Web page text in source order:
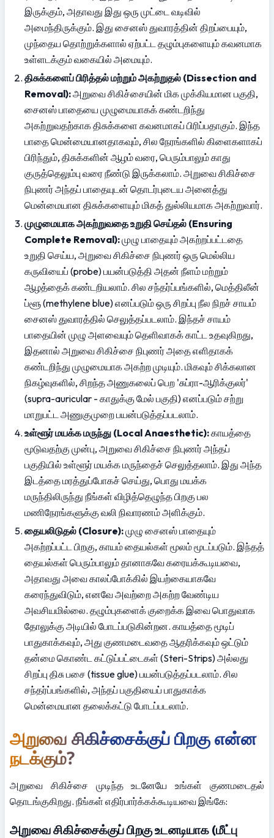
இருக்கும், அதாவது இது ஒரு முட்டை வடிவில்
அமைந்திருக்கும். இது சைனஸ் துவாரத்தின் திறப்பையும்,
முந்தைய தொற்றுக்களால் ஏற்பட்ட தழும்புகளையும் கவனமாக
உள்ளடக்கும் வகையில் அமையும்.
திசுக்களைப் பிரித்தல் மற்றும் அகற்றுதல் (Dissection and
Removal): அறுவை சிகிச்சையின் மிக முக்கியமான பகுதி,
சைனஸ் பாதையை முழுமையாகக் கண்டறிந்து
அகற்றுவதற்காக திசுக்களை கவனமாகப் பிரிப்பதாகும். இந்த
பாதை மென்மையானதாகவும், சில நேரங்களில் கிளைகளாகப்
பிரிந்தும், திசுக்களின் ஆழம் வரை, பெரும்பாலும் காது
குருத்தெலும்பு வரை நீண்டு இருக்கலாம். அறுவை சிகிச்சை
நிபுணர் அந்தப் பாதையுடன் தொடர்புடைய அனைத்து
மென்மையான திசுக்களையும் மிகத் துல்லியமாக அகற்றுவார்.
முழுமையாக அகற்றுவதை உறுதி செய்தல் (Ensuring
Complete Removal): முழு பாதையும் அகற்றப்பட்டதை
உறுதி செய்ய, அறுவை சிகிச்சை நிபுணர் ஒரு மெல்லிய
கருவியைப் (probe) பயன்படுத்தி அதன் நீளம் மற்றும்
ஆழத்தைக் கண்டறியலாம். சில சந்தர்ப்பங்களில், மெத்திலீன்
ப்ளூ (methylene blue) எனப்படும் ஒரு சிறப்பு நீல நிறச் சாயம்
சைனஸ் துவாரத்தில் செலுத்தப்படலாம். இந்தச் சாயம்
பாதையின் முழு அளவையும் தெளிவாகக் காட்ட உதவுகிறது,
இதனால் அறுவை சிகிச்சை நிபுணர் அதை எளிதாகக்
கண்டறிந்து முழுமையாக அகற்ற முடியும். மிகவும் சிக்கலான
நிகழ்வுகளில், சிறந்த அணுகலைப் பெற 'சுப்ரா-ஆரிக்குலர்'
(supra-auricular - காதுக்கு மேல் பகுதி) எனப்படும் சற்று
மாறுபட்ட அணுகுமுறை பயன்படுத்தப்படலாம்.
உள்ளூர் மயக்க மருந்து (Local Anaesthetic): காயத்தை
மூடுவதற்கு முன்பு, அறுவை சிகிச்சை நிபுணர் அந்தப்
பகுதியில் உள்ளூர் மயக்க மருந்தைச் செலுத்தலாம். இது அந்த
இடத்தை மரத்துப்போகச் செய்து, பொது மயக்க
மருந்திலிருந்து நீங்கள் விழித்தெழுந்த பிறகு பல
மணிநேரங்களுக்கு வலி நிவாரணம் அளிக்கும்.
தையலிடுதல் (Closure): முழு சைனஸ் பாதையும்
அகற்றப்பட்ட பிறகு, காயம் தையல்கள் மூலம் மூடப்படும். இந்தத்
தையல்கள் பெரும்பாலும் தானாகவே கரையக்கூடியவை,
அதாவது அவை காலப்போக்கில் இயற்கையாகவே
கரைந்துவிடும், எனவே அவற்றை அகற்ற வேண்டிய
அவசியமில்லை. தழும்புகளைக் குறைக்க இவை பொதுவாக
தோலுக்கு அடியில் போடப்படுகின்றன. காயத்தை மூடிப்
பாதுகாக்கவும், அது குணமடைவதை ஆதரிக்கவும் ஒட்டும்
தன்மை கொண்ட கட்டுப்பட்டைகள் (Steri-Strips) அல்லது
சிறப்பு திசு பசை (tissue glue) பயன்படுத்தப்படலாம். சில
சந்தர்ப்பங்களில், அந்தப் பகுதியைப் பாதுகாக்க
மென்மையான தலைக்கட்டு போடப்படலாம்.
அறுவை சிகிச்சைக்குப் பிறகு என்ன
நடக்கும்?
அறுவை சிகிச்சை முடிந்த உடனேயே உங்கள் குணமடைதல்
தொடங்குகிறது. நீங்கள் எதிர்பார்க்கக்கூடியவை இங்கே:
அறுவை சிகிச்சைக்குப் பிறகு உடனடியாக (மீட்பு